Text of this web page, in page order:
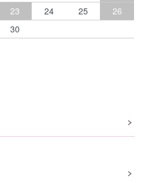
23 24 25
26
30